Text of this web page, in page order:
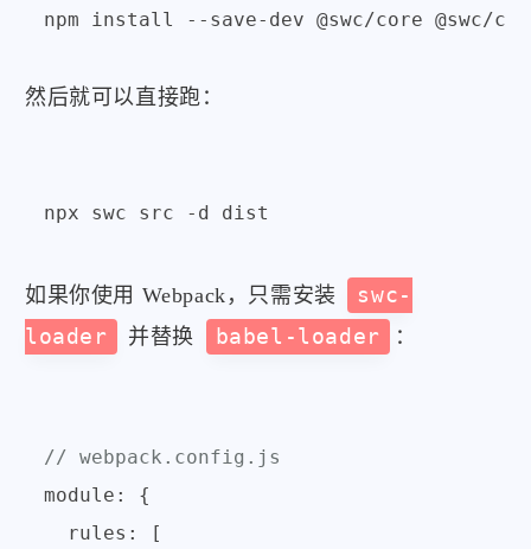
然后就可以直接跑：
如果你使用 Webpack，只需安装
swc-
loader
并替换 babel-loader ：
// webpack.config.js
module : {
rules : [